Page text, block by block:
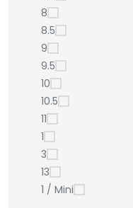
8
8.5
9
9.5
10
10.5
11
1
3
13
1 / Mini